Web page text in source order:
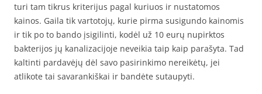
turi tam tikrus kriterijus pagal kuriuos ir nustatomos
kainos. Gaila tik vartotojų, kurie pirma susigundo kainomis
ir tik po to bando įsigilinti, kodėl už 10 eurų nupirktos
bakterijos jų kanalizacijoje neveikia taip kaip parašyta. Tad
kaltinti pardavėjų dėl savo pasirinkimo nereikėtų, jei
atlikote tai savarankiškai ir bandėte sutaupyti.